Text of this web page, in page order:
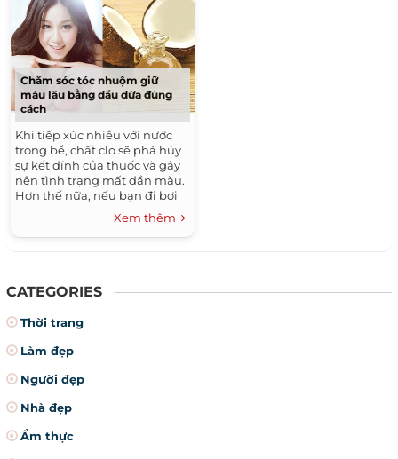
Chăm sóc tóc nhuộm giữ
màu lâu bằng dầu dừa đúng
cách
Khi tiếp xúc nhiều với nước
trong bể, chất clo sẽ phá hủy
sự kết dính của thuốc và gây
nên tình trạng mất dần màu.
Hơn thế nữa, nếu bạn đi bơi
quá nhiều, chất này cũng có
thể làm nhạt màu tóc tự
nhiên.
Xem thêm
CATEGORIES
Thời trang
Làm đẹp
Người đẹp
Nhà đẹp
Ẩm thực